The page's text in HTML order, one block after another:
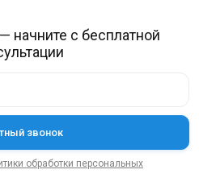
начните с бесплатной
обработки персональных